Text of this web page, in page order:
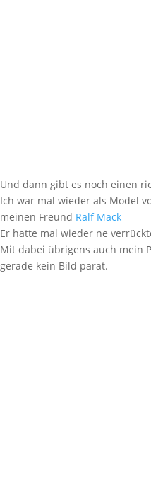
Und dann gibt es noch einen
Ich war mal wieder als Model
meinen Freund Ralf Mack
Er hatte mal wieder ne
Mit dabei übrigens auch mein
gerade kein Bild parat.